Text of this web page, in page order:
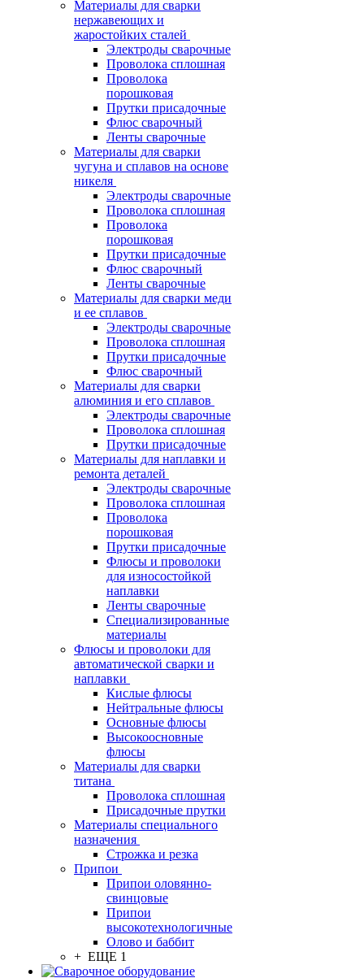
Материалы для сварки
нержавеющих и
жаростойких сталей
Электроды сварочные
Проволока сплошная
Проволока
порошковая
Прутки присадочные
Флюс сварочный
Ленты сварочные
Материалы для сварки
чугуна и сплавов на основе
никеля
Электроды сварочные
Проволока сплошная
Проволока
порошковая
Прутки присадочные
Флюс сварочный
Ленты сварочные
Материалы для сварки меди
и ее сплавов
Электроды сварочные
Проволока сплошная
Прутки присадочные
Флюс сварочный
Материалы для сварки
алюминия и его сплавов
Электроды сварочные
Проволока сплошная
Прутки присадочные
Материалы для наплавки и
ремонта деталей
Электроды сварочные
Проволока сплошная
Проволока
порошковая
Прутки присадочные
Флюсы и проволоки
для износостойкой
наплавки
Ленты сварочные
Специализированные
материалы
Флюсы и проволоки для
автоматической сварки и
наплавки
Кислые флюсы
Нейтральные флюсы
Основные флюсы
Высокоосновные
флюсы
Материалы для сварки
титана
Проволока сплошная
Присадочные прутки
Материалы специального
назначения
Строжка и резка
Припои
Припои оловянно-
свинцовые
Припои
высокотехнологичные
Олово и баббит
+ ЕЩЕ 1